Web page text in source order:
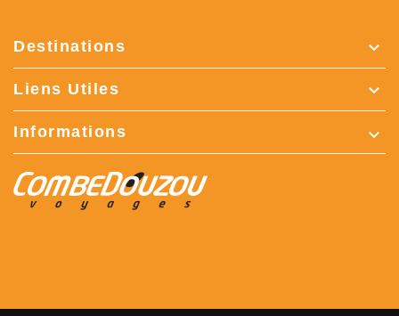
Destinations 
Liens Utiles 
Informations keyboard_arrow_down